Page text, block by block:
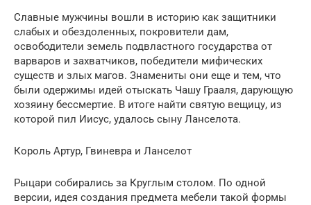
Славные мужчины вошли в историю как защитники
слабых и обездоленных, покровители дам,
освободители земель подвластного государства от
варваров и захватчиков, победители мифических
существ и злых магов. Знамениты они еще и тем, что
были одержимы идей отыскать Чашу Грааля, дарующую
хозяину бессмертие. В итоге найти святую вещицу, из
которой пил Иисус, удалось сыну Ланселота.
Король Артур, Гвиневра и Ланселот
Рыцари собирались за Круглым столом. По одной
версии, идея создания предмета мебели такой формы